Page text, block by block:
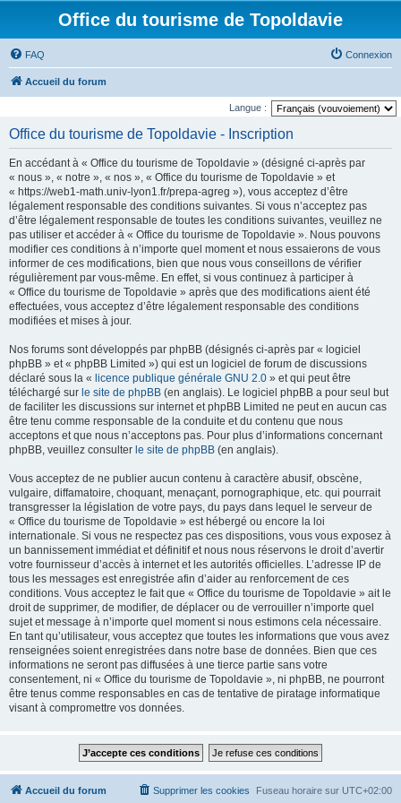
Office du tourisme de Topoldavie
FAQ Connexion
Accueil du forum
Langue :
Office du tourisme de Topoldavie - Inscription
En accédant à « Office du tourisme de Topoldavie » (désigné ci-après par
« nous », « notre », « nos », « Office du tourisme de Topoldavie » et
« https://web1-math.univ-lyon1.fr/prepa-agreg »), vous acceptez d’être
légalement responsable des conditions suivantes. Si vous n’acceptez pas
d’être légalement responsable de toutes les conditions suivantes, veuillez ne
pas utiliser et accéder à « Office du tourisme de Topoldavie ». Nous pouvons
modifier ces conditions à n’importe quel moment et nous essaierons de vous
informer de ces modifications, bien que nous vous conseillons de vérifier
régulièrement par vous-même. En effet, si vous continuez à participer à
« Office du tourisme de Topoldavie » après que des modifications aient été
effectuées, vous acceptez d’être légalement responsable des conditions
modifiées et mises à jour.
Nos forums sont développés par phpBB (désignés ci-après par « logiciel
phpBB » et « phpBB Limited ») qui est un logiciel de forum de discussions
déclaré sous la « licence publique générale GNU 2.0 » et qui peut être
téléchargé sur le site de phpBB (en anglais). Le logiciel phpBB a pour seul but
de faciliter les discussions sur internet et phpBB Limited ne peut en aucun cas
être tenu comme responsable de la conduite et du contenu que nous
acceptons et que nous n’acceptons pas. Pour plus d’informations concernant
phpBB, veuillez consulter le site de phpBB (en anglais).
Vous acceptez de ne publier aucun contenu à caractère abusif, obscène,
vulgaire, diffamatoire, choquant, menaçant, pornographique, etc. qui pourrait
transgresser la législation de votre pays, du pays dans lequel le serveur de
« Office du tourisme de Topoldavie » est hébergé ou encore la loi
internationale. Si vous ne respectez pas ces dispositions, vous vous exposez à
un bannissement immédiat et définitif et nous nous réservons le droit d’avertir
votre fournisseur d’accès à internet et les autorités officielles. L’adresse IP de
tous les messages est enregistrée afin d’aider au renforcement de ces
conditions. Vous acceptez le fait que « Office du tourisme de Topoldavie » ait le
droit de supprimer, de modifier, de déplacer ou de verrouiller n’importe quel
sujet et message à n’importe quel moment si nous estimons cela nécessaire.
En tant qu’utilisateur, vous acceptez que toutes les informations que vous avez
renseignées soient enregistrées dans notre base de données. Bien que ces
informations ne seront pas diffusées à une tierce partie sans votre
consentement, ni « Office du tourisme de Topoldavie », ni phpBB, ne pourront
être tenus comme responsables en cas de tentative de piratage informatique
visant à compromettre vos données.
Accueil du forum Fuseau horaire sur UTC+02:00
Supprimer les cookies